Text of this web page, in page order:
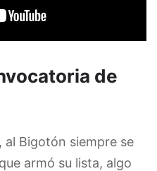
de
Bigotón siempre se
armó su lista, algo